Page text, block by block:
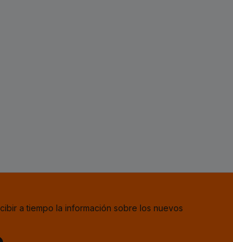
a tiempo la información sobre los nuevos